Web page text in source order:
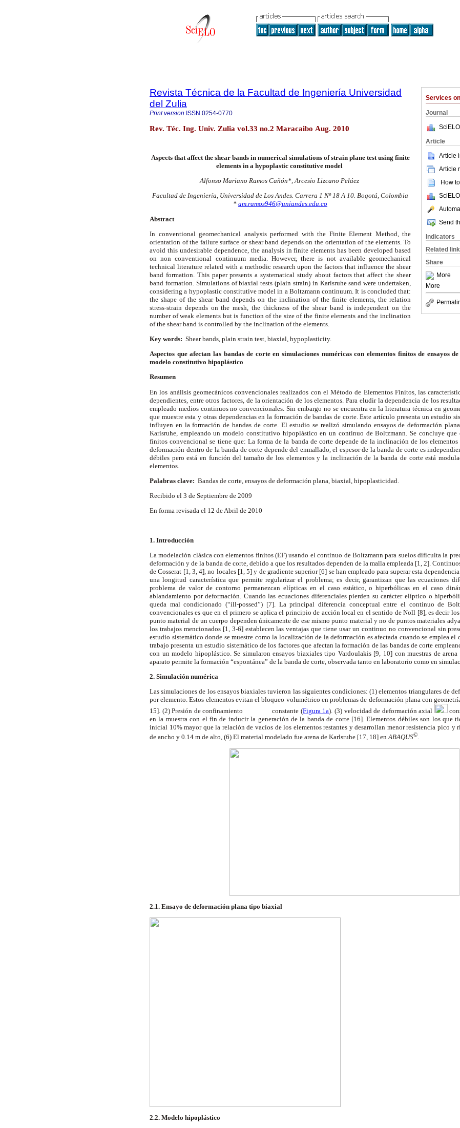
Services
Journal
Article
Article
Article
How
Send
Indicators
Related
Share
More
More
Revista Técnica de la Facultad de Ingeniería Universidad
del Zulia
Print version ISSN 0254-0770
Rev. Téc. Ing. Univ. Zulia vol.33 no.2 Maracaibo Aug. 2010
Aspects that affect the shear bands in numerical simulations of strain plane test using finite
elements in a hypoplastic constitutive model
Alfonso Mariano Ramos Cañón*, Arcesio Lizcano Peláez
Facultad de Ingeniería, Universidad de Los Andes. Carrera 1 Nº 18 A 10. Bogotá, Colombia
* am.ramos946@uniandes.edu.co
Abstract
In conventional geomechanical analysis performed with the Finite Element Method, the
orientation of the failure surface or shear band depends on the orientation of the elements. To
avoid this undesirable dependence, the analysis in finite elements has been developed based
on non conventional continuum media. However, there is not available geomechanical
technical literature related with a methodic research upon the factors that influence the shear
band formation. This paper presents a systematical study about factors that affect the shear
band formation. Simulations of biaxial tests (plain strain) in Karlsruhe sand were undertaken,
considering a hypoplastic constitutive model in a Boltzmann continuum. It is concluded that:
the shape of the shear band depends on the inclination of the finite elements, the relation
stress-strain depends on the mesh, the thickness of the shear band is independent on the
number of weak elements but is function of the size of the finite elements and the inclination
of the shear band is controlled by the inclination of the elements.
Key words: Shear bands, plain strain test, biaxial, hypoplasticity.
Aspectos que afectan las bandas de corte en simulaciones numéricas con elementos finitos de ensayos
modelo constitutivo hipoplástico
Resumen
En los análisis geomecánicos convencionales realizados con el Método de Elementos Finitos, las
dependientes, entre otros factores, de la orientación de los elementos. Para eludir la dependencia de los
empleado medios continuos no convencionales. Sin embargo no se encuentra en la literatura técnica en
que muestre esta y otras dependencias en la formación de bandas de corte. Este artículo presenta un estudio
influyen en la formación de bandas de corte. El estudio se realizó simulando ensayos de deformación
Karlsruhe, empleando un modelo constitutivo hipoplástico en un continuo de Boltzmann. Se concluye que
finitos convencional se tiene que: La forma de la banda de corte depende de la inclinación de los
deformación dentro de la banda de corte depende del enmallado, el espesor de la banda de corte es
débiles pero está en función del tamaño de los elementos y la inclinación de la banda de corte está
elementos.
Palabras clave: Bandas de corte, ensayos de deformación plana, biaxial, hipoplasticidad.
Recibido el 3 de Septiembre de 2009
En forma revisada el 12 de Abril de 2010
1. Introducción
La modelación clásica con elementos finitos (EF) usando el continuo de Boltzmann para suelos dificulta la
deformación y de la banda de corte, debido a que los resultados dependen de la malla empleada [1, 2].
de Cosserat [1, 3, 4], no locales [1, 5] y de gradiente superior [6] se han empleado para superar esta
una longitud característica que permite regularizar el problema; es decir, garantizan que las ecuaciones
problema de valor de contorno permanezcan elípticas en el caso estático, o hiperbólicas en el caso
ablandamiento por deformación. Cuando las ecuaciones diferenciales pierden su carácter elíptico o
queda mal condicionado (“ill-possed”) [7]. La principal diferencia conceptual entre el continuo de
convencionales es que en el primero se aplica el principio de acción local en el sentido de Noll [8], es decir los
punto material de un cuerpo dependen únicamente de ese mismo punto material y no de puntos materiales
los trabajos mencionados [1, 3-6] establecen las ventajas que tiene usar un continuo no convencional sin
estudio sistemático donde se muestre como la localización de la deformación es afectada cuando se emplea
trabajo presenta un estudio sistemático de los factores que afectan la formación de las bandas de corte
con un modelo hipoplástico. Se simularon ensayos biaxiales tipo Vardoulakis [9, 10] con muestras de
aparato permite la formación “espontánea” de la banda de corte, observada tanto en laboratorio como en
2. Simulación numérica
Las simulaciones de los ensayos biaxiales tuvieron las siguientes condiciones: (1) elementos triangulares de
por elemento. Estos elementos evitan el bloqueo volumétrico en problemas de deformación plana con
15]. (2) Presión de confinamiento
constante (Figura 1a). (3) velocidad de deformación axial
en la muestra con el fin de inducir la generación de la banda de corte [16]. Elementos débiles son los que
inicial 10% mayor que la relación de vacíos de los elementos restantes y desarrollan menor resistencia pico y
de ancho y 0.14 m de alto, (6) El material modelado fue arena de Karlsruhe [17, 18] enABAQUS©.
2.1. Ensayo de deformación plana tipo biaxial
2.2. Modelo hipoplástico